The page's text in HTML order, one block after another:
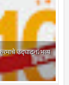
उद्घाटन; भव्य